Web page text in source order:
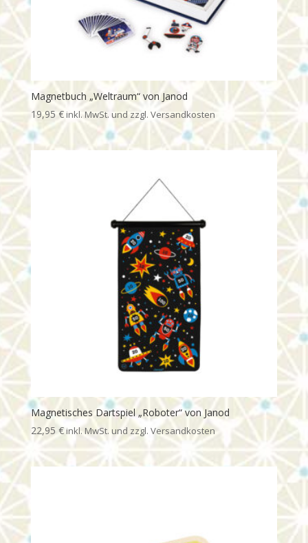
Magnetbuch „Weltraum“ von Janod
19,95 €
Magnetisches Dartspiel „Roboter“ von Janod
22,95 €